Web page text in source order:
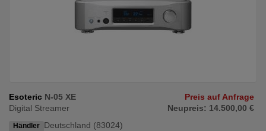
Esoteric N-05 XE
Digital Streamer
Händler Deutschland (83024)
Preis auf Anfrage
Neupreis: 14.500,00 €